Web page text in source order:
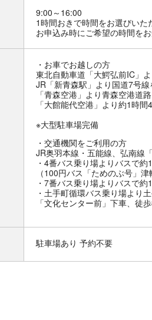
9:00～16:00
1時間おきで時間をお選びいた
お申込み時にご希望の時間をお
お車でお越しの方
東北自動車道「大鰐弘前IC」
JR「新青森駅」より国道7号
「青森空港」より青森空港道
「大館能代空港」より約1時間
※大型駐車場完備
交通機関をご利用の方
JR奥羽本線・五能線、弘南線
・4番バス乗り場よりバスで約
（100円バス「ためのぶ号」
・7番バス乗り場よりバスで約
・土手町循環バス乗り場より
「文化センター前」下車、徒
駐車場あり 予約不要